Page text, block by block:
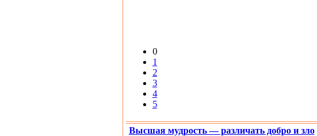
0
1
2
3
4
5
Высшая мудрость — различать добро и зло